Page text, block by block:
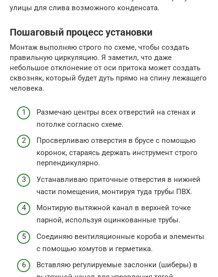
улицы для слива возможного конденсата.
Пошаговый процесс установки
Монтаж выполняю строго по схеме, чтобы создать
правильную циркуляцию. Я заметил, что даже
небольшое отклонение от оси притока может создать
сквозняк, который будет дуть прямо на спину лежащего
человека.
Размечаю центры всех отверстий на стенах и
потолке согласно схеме.
Просверливаю отверстия в брусе с помощью
коронок, стараясь держать инструмент строго
перпендикулярно.
Устанавливаю приточные отверстия в нижней
части помещения, монтируя туда трубы ПВХ.
Монтирую вытяжной канал в верхней точке
парной, используя оцинкованные трубы.
Соединяю вентиляционные короба и элементы
с помощью хомутов и герметика.
Вставляю регулируемые заслонки (шиберы) в